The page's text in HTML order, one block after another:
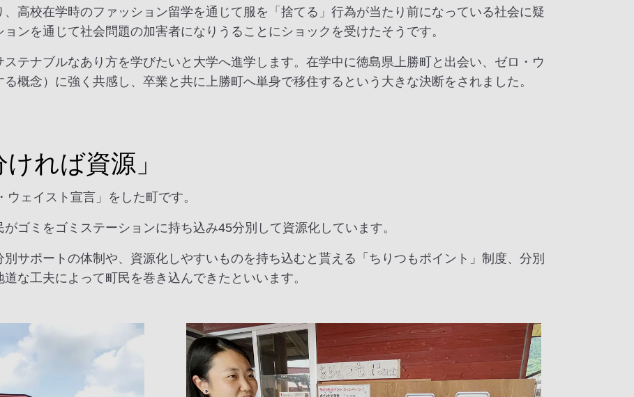
高校在学時のファッション留学を通じて服を「捨てる」行為が当たり前になっている社会に疑
ンを通じて社会問題の加害者になりうることにショックを受けたそうです。
テナブルなあり方を学びたいと大学へ進学します。在学中に徳島県上勝町と出会い、ゼロ・ウ
概念）に強く共感し、卒業と共に上勝町へ単身で移住するという大きな決断をされました。
れば資源」
ェイスト宣言」をした町です。
ゴミをゴミステーションに持ち込み45分別して資源化しています。
サポートの体制や、資源化しやすいものを持ち込むと貰える「ちりつもポイント」制度、分別
な工夫によって町民を巻き込んできたといいます。